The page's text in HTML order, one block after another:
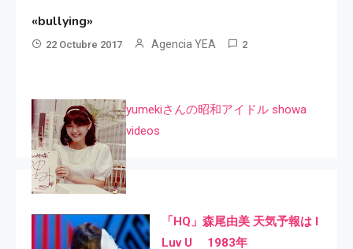
«bullying»
22 Octubre 2017 Agencia YEA 2
yumekiさんの昭和アイドル showa
videos
「HQ」森尾由美 天気予報は I
Luv U 1983年